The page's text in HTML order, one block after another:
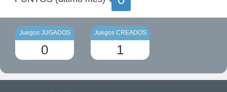
Juegos JUGADOS
0
Juegos CREADOS
1